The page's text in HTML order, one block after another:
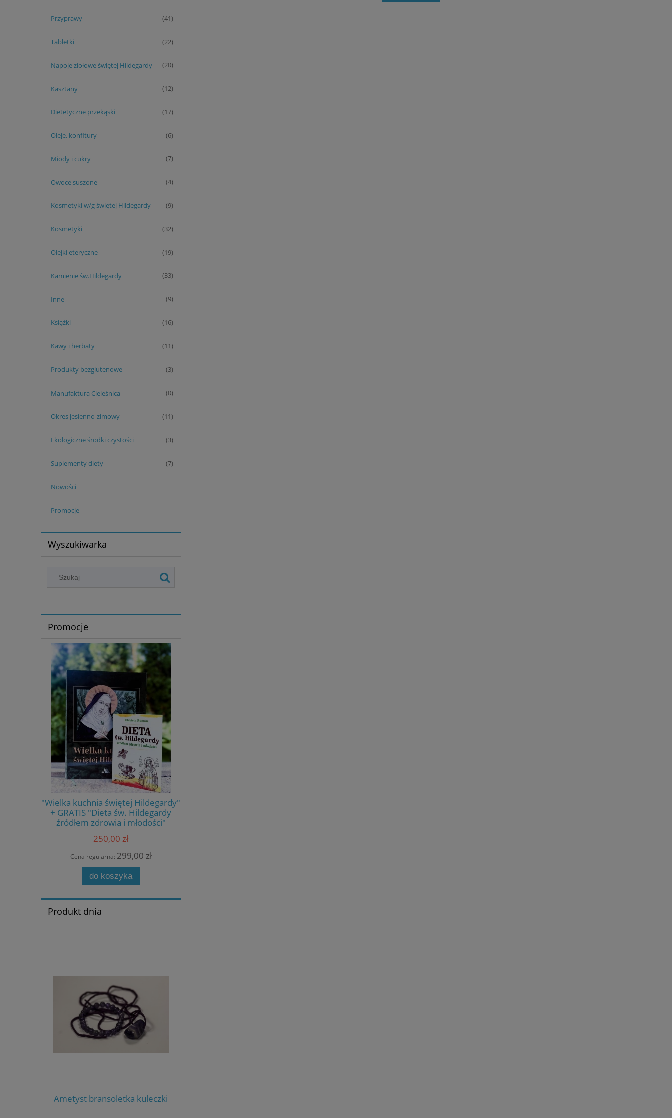
Przyprawy (41)
Tabletki (22)
Napoje ziołowe świętej Hildegardy (20)
Kasztany (12)
Dietetyczne przekąski (17)
Oleje, konfitury (6)
Miody i cukry (7)
Owoce suszone (4)
Kosmetyki w/g świętej Hildegardy (9)
Kosmetyki (32)
Olejki eteryczne (19)
Kamienie św.Hildegardy (33)
Inne (9)
Książki (16)
Kawy i herbaty (11)
Produkty bezglutenowe (3)
Manufaktura Cieleśnica (0)
Okres jesienno-zimowy (11)
Ekologiczne środki czystości (3)
Suplementy diety (7)
Nowości
Promocje
Wyszukiwarka
Promocje
"Wielka kuchnia świętej Hildegardy"
+ GRATIS "Dieta św. Hildegardy
źródłem zdrowia i młodości"
250,00 zł
Cena regularna:299,00 zł
do koszyka
Produkt dnia
Ametyst bransoletka kuleczki